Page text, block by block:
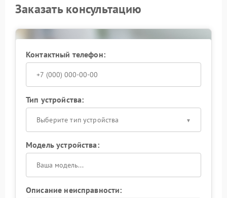
Заказать консультацию
Контактный телефон:
Тип устройства:
Выберите тип устройства
Модель устройства:
Описание неисправности: